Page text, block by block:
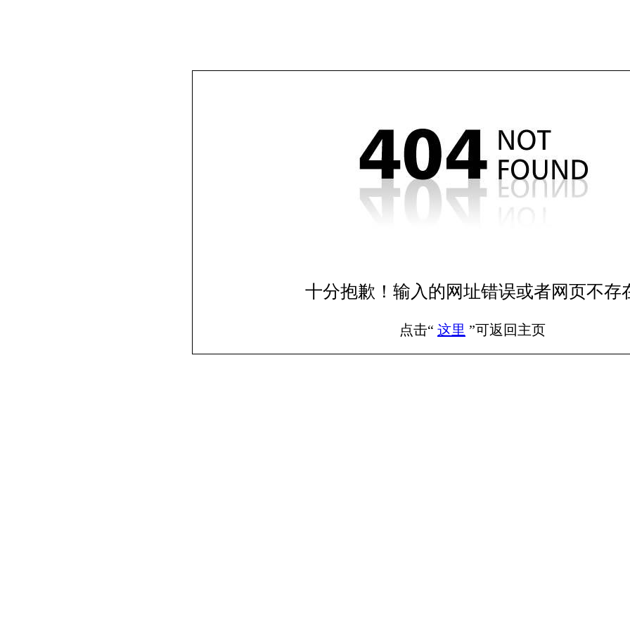
十分抱歉！输入的网址错误或者网页不存
点击“ 这里 ”可返回主页